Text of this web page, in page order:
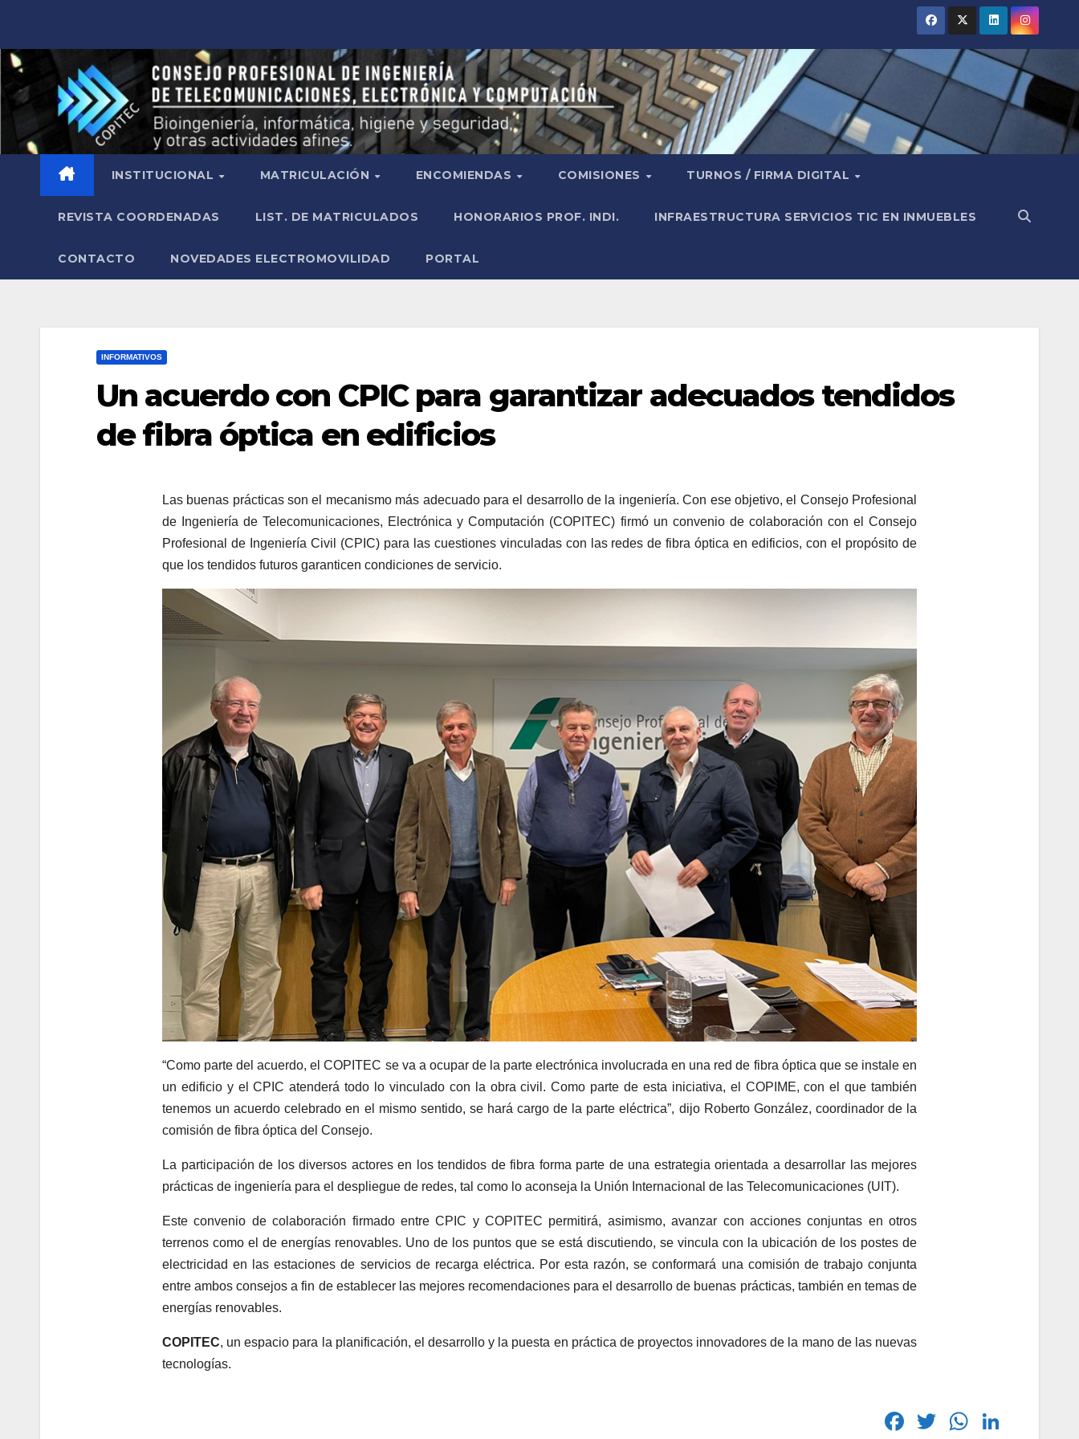
INSTITUCIONAL MATRICULACIÓN ENCOMIENDAS COMISIONES TURNOS / FIRMA DIGITAL
REVISTA COORDENADAS LIST. DE MATRICULADOS HONORARIOS PROF. INDI. INFRAESTRUCTURA SERVICIOS TIC EN INMUEBLES
CONTACTO NOVEDADES ELECTROMOVILIDAD PORTAL
INFORMATIVOS
Un acuerdo con CPIC para garantizar adecuados tendidos
de fibra óptica en edificios
Las buenas prácticas son el mecanismo más adecuado para el desarrollo de la ingeniería. Con ese objetivo, el Consejo Profesional
de Ingeniería de Telecomunicaciones, Electrónica y Computación (COPITEC) firmó un convenio de colaboración con el Consejo
Profesional de Ingeniería Civil (CPIC) para las cuestiones vinculadas con las redes de fibra óptica en edificios, con el propósito de
que los tendidos futuros garanticen condiciones de servicio.
“Como parte del acuerdo, el COPITEC se va a ocupar de la parte electrónica involucrada en una red de fibra óptica que se instale en
un edificio y el CPIC atenderá todo lo vinculado con la obra civil. Como parte de esta iniciativa, el COPIME, con el que también
tenemos un acuerdo celebrado en el mismo sentido, se hará cargo de la parte eléctrica”, dijo Roberto González, coordinador de la
comisión de fibra óptica del Consejo.
La participación de los diversos actores en los tendidos de fibra forma parte de una estrategia orientada a desarrollar las mejores
prácticas de ingeniería para el despliegue de redes, tal como lo aconseja la Unión Internacional de las Telecomunicaciones (UIT).
Este convenio de colaboración firmado entre CPIC y COPITEC permitirá, asimismo, avanzar con acciones conjuntas en otros
terrenos como el de energías renovables. Uno de los puntos que se está discutiendo, se vincula con la ubicación de los postes de
electricidad en las estaciones de servicios de recarga eléctrica. Por esta razón, se conformará una comisión de trabajo conjunta
entre ambos consejos a fin de establecer las mejores recomendaciones para el desarrollo de buenas prácticas, también en temas de
energías renovables.
COPITEC, un espacio para la planificación, el desarrollo y la puesta en práctica de proyectos innovadores de la mano de las nuevas
tecnologías.
F
T
W